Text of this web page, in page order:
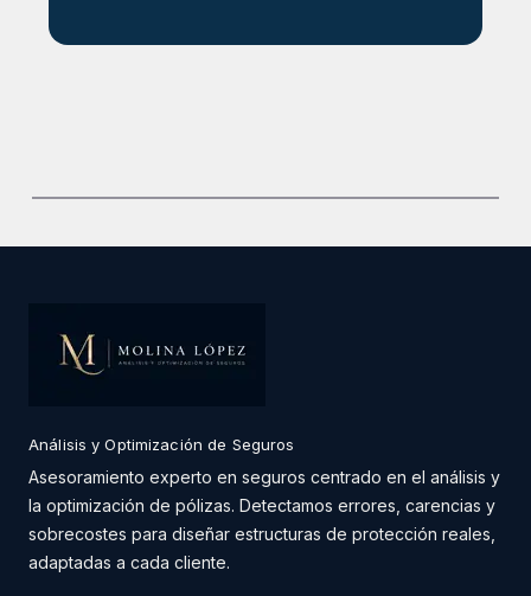
Análisis y Optimización de Seguros
Asesoramiento experto en seguros centrado en el análisis y
la optimización de pólizas. Detectamos errores, carencias y
sobrecostes para diseñar estructuras de protección reales,
adaptadas a cada cliente.